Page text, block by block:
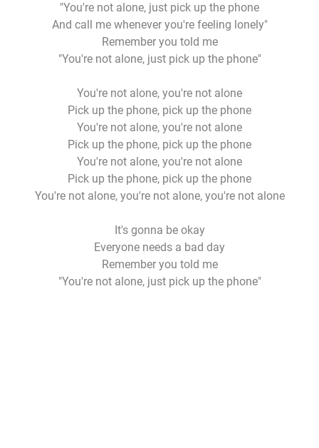
"You're not alone, just pick up the phone
And call me whenever you're feeling lonely"
Remember you told me
"You're not alone, just pick up the phone"
You're not alone, you're not alone
Pick up the phone, pick up the phone
You're not alone, you're not alone
Pick up the phone, pick up the phone
You're not alone, you're not alone
Pick up the phone, pick up the phone
You're not alone, you're not alone, you're not alone
It's gonna be okay
Everyone needs a bad day
Remember you told me
"You're not alone, just pick up the phone"